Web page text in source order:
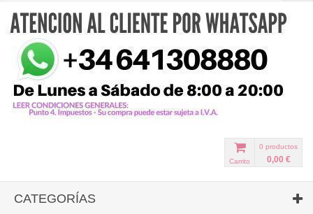
0 productos
0,00 €
Carrito
CATEGORÍAS